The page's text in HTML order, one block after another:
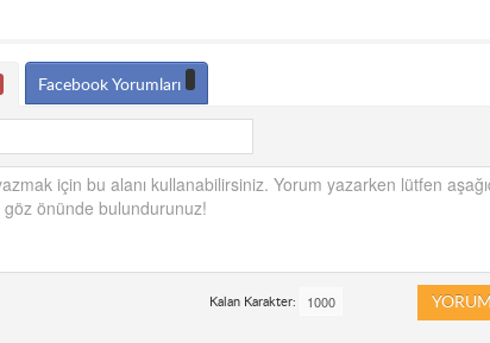
Facebook Yorumları
Kalan Karakter: